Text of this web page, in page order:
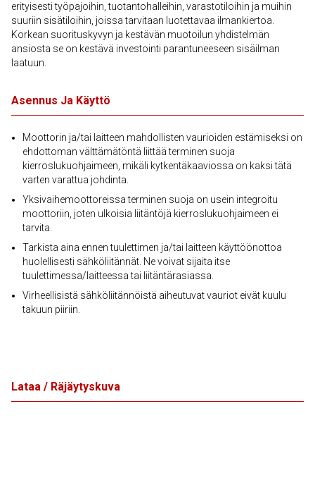
erityisesti työpajoihin, tuotantohalleihin, varastotiloihin ja muihin
suuriin sisätiloihin, joissa tarvitaan luotettavaa ilmankiertoa.
Korkean suorituskyvyn ja kestävän muotoilun yhdistelmän
ansiosta se on kestävä investointi parantuneeseen sisäilman
laatuun.
Asennus Ja Käyttö
Moottorin ja/tai laitteen mahdollisten vaurioiden estämiseksi on
ehdottoman välttämätöntä liittää terminen suoja
kierroslukuohjaimeen, mikäli kytkentäkaaviossa on kaksi tätä
varten varattua johdinta.
Yksivaihemoottoreissa terminen suoja on usein integroitu
moottoriin, joten ulkoisia liitäntöjä kierroslukuohjaimeen ei
tarvita.
Tarkista aina ennen tuulettimen ja/tai laitteen käyttöönottoa
huolellisesti sähköliitännät. Ne voivat sijaita itse
tuulettimessa/laitteessa tai liitäntärasiassa.
Virheellisistä sähköliitännöistä aiheutuvat vauriot eivät kuulu
takuun piiriin.
Lataa / Räjäytyskuva